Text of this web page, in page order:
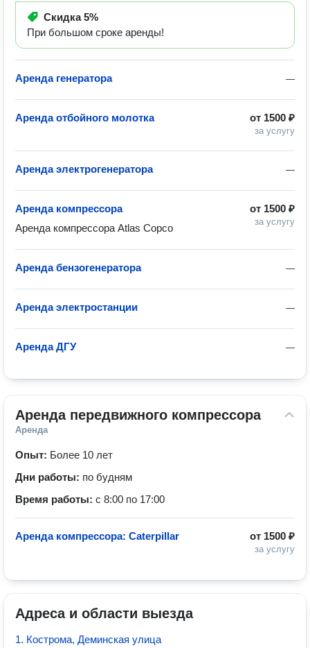
Скидка5%
При большом сроке аренды!
—
Аренда генератора
от 1500 ₽
за услугу
Аренда отбойного молотка
—
Аренда электрогенератора
от 1500 ₽
за услугу
Аренда компрессора
Аренда компрессора Atlas Copco
—
Аренда бензогенератора
—
Аренда электростанции
—
Аренда ДГУ
Аренда передвижного компрессора
Аренда
Опыт: Более 10 лет
Дни работы: по будням
Время работы: с 8:00 по 17:00
от 1500 ₽
за услугу
Аренда компрессора: Caterpillar
Адреса и области выезда
1. Кострома, Деминская улица